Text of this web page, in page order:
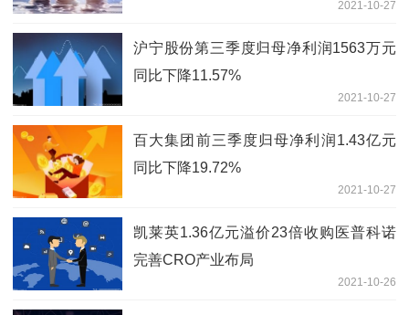
2021-10-27
沪宁股份第三季度归母净利润1563万元
同比下降11.57%
2021-10-27
百大集团前三季度归母净利润1.43亿元
同比下降19.72%
2021-10-27
凯莱英1.36亿元溢价23倍收购医普科诺
完善CRO产业布局
2021-10-26